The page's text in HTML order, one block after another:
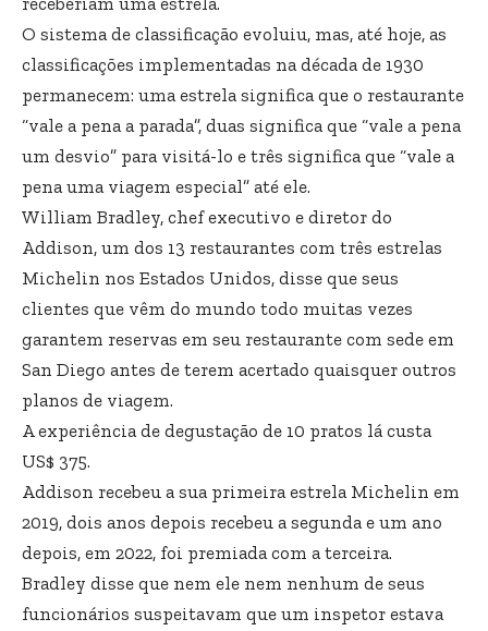
O sistema de classificação evoluiu, mas, até hoje, as
classificações implementadas na década de 1930
permanecem: uma estrela significa que o restaurante
“vale a pena a parada”, duas significa que “vale a pena
um desvio” para visitá-lo e três significa que “vale a
pena uma viagem especial” até ele.
William Bradley, chef executivo e diretor do
Addison, um dos 13 restaurantes com três estrelas
Michelin nos Estados Unidos, disse que seus
clientes que vêm do mundo todo muitas vezes
garantem reservas em seu restaurante com sede em
San Diego antes de terem acertado quaisquer outros
planos de viagem.
A experiência de degustação de 10 pratos lá custa
US$ 375.
Addison recebeu a sua primeira estrela Michelin em
2019, dois anos depois recebeu a segunda e um ano
depois, em 2022, foi premiada com a terceira.
Bradley disse que nem ele nem nenhum de seus
funcionários suspeitavam que um inspetor estava